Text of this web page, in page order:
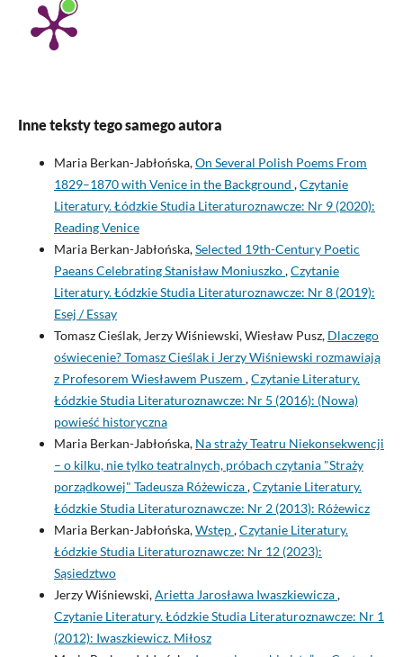
Inne teksty tego samego autora
Maria Berkan-Jabłońska,On Several Polish Poems From
1829–1870 with Venice in the Background ,Czytanie
Literatury. Łódzkie Studia Literaturoznawcze: Nr 9 (2020):
Reading Venice
Maria Berkan-Jabłońska,Selected 19th-Century Poetic
Paeans Celebrating Stanisław Moniuszko,Czytanie
Literatury. Łódzkie Studia Literaturoznawcze: Nr 8 (2019):
Esej / Essay
Tomasz Cieślak, Jerzy Wiśniewski, Wiesław Pusz, Dlaczego
oświecenie? Tomasz Cieślak i Jerzy Wiśniewski rozmawiają
z Profesorem Wiesławem Puszem ,Czytanie Literatury.
Łódzkie Studia Literaturoznawcze: Nr 5 (2016): (Nowa)
powieść historyczna
Maria Berkan-Jabłońska, Na straży Teatru Niekonsekwencji
– o kilku, nie tylko teatralnych, próbach czytania "Straży
porządkowej" Tadeusza Różewicza,Czytanie Literatury.
Łódzkie Studia Literaturoznawcze: Nr 2 (2013): Różewicz
Maria Berkan-Jabłońska,Wstęp,Czytanie Literatury.
Łódzkie Studia Literaturoznawcze: Nr 12 (2023):
Sąsiedztwo
Jerzy Wiśniewski,Arietta Jarosława Iwaszkiewicza,
Czytanie Literatury. Łódzkie Studia Literaturoznawcze: Nr 1
(2012): Iwaszkiewicz. Miłosz